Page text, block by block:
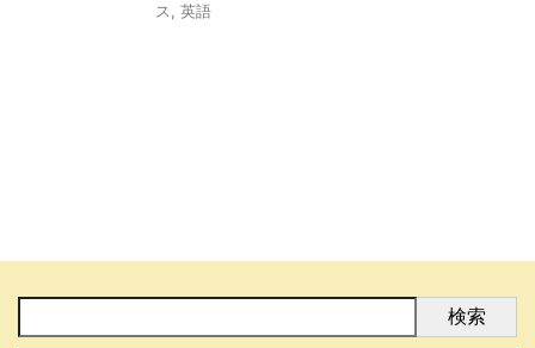
ス
英語
検索